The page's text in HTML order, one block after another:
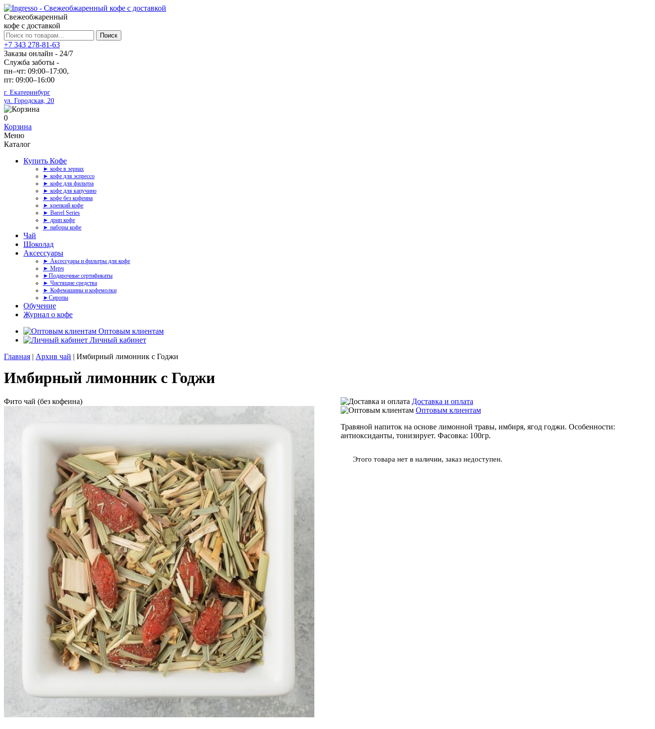
Свежеобжаренный
кофе с доставкой
Искать:
Поиск
+7 343 278-81-63
Заказы онлайн - 24/7
Служба заботы -
пн–чт: 09:00–17:00,
пт: 09:00–16:00
г. Екатеринбург
ул. Городская, 20
0
Корзина
Меню
Каталог
Купить Кофе
► кофе в зернах
► кофе для эспрессо
► кофе для фильтра
► кофе для капучино
► кофе без кофеина
► крепкий кофе
► Barrel Series
► дрип кофе
► наборы кофе
Чай
Шоколад
Аксессуары
► Аксессуары и фильтры для кофе
► Мерч
►Подарочные сертификаты
► Чистящие средства
► Кофемашины и кофемолки
►Сиропы
Обучение
Журнал о кофе
Оптовым клиентам
Личный кабинет
Главная | Архив чай | Имбирный лимонник с Годжи
Имбирный лимонник с Годжи
Фито чай (без кофеина)
Доставка и оплата
Оптовым клиентам
Травяной напиток на основе лимонной травы, имбиря, ягод годжи. Особенности:
антиоксиданты, тонизирует. Фасовка: 100гр.
Этого товара нет в наличии, заказ недоступен.